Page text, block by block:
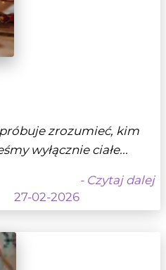
zrozumieć, kim
wyłącznie ciałe...
- Czytaj dalej
27-02-2026